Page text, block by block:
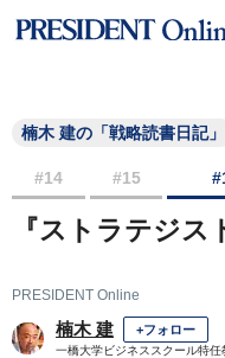
楠木 建の「戦略読書日記」
#14 #15
『ストラテジス
PRESIDENT Online
楠木 建 +フォロー
一橋大学ビジネススクール特任